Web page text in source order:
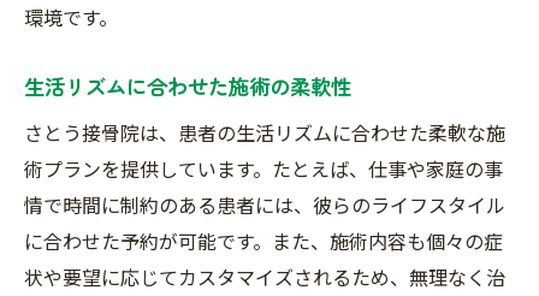
環境です。
生活リズムに合わせた施術の柔軟性
さとう接骨院は、患者の生活リズムに合わせた柔軟な施
術プランを提供しています。たとえば、仕事や家庭の事
情で時間に制約のある患者には、彼らのライフスタイル
に合わせた予約が可能です。また、施術内容も個々の症
状や要望に応じてカスタマイズされるため、無理なく治